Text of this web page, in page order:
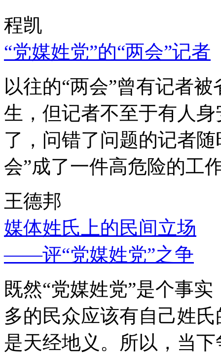
程凯
“党媒姓党”的“两会”记者
以往的“两会”曾有记者
生，但记者不至于有人
了，问错了问题的记者
会”成了一件高危险的工
王德邦
媒体姓氏上的民间立场
——评“党媒姓党”之争
既然“党媒姓党”是个事
多的民众应该有自己姓
是天经地义。所以，当